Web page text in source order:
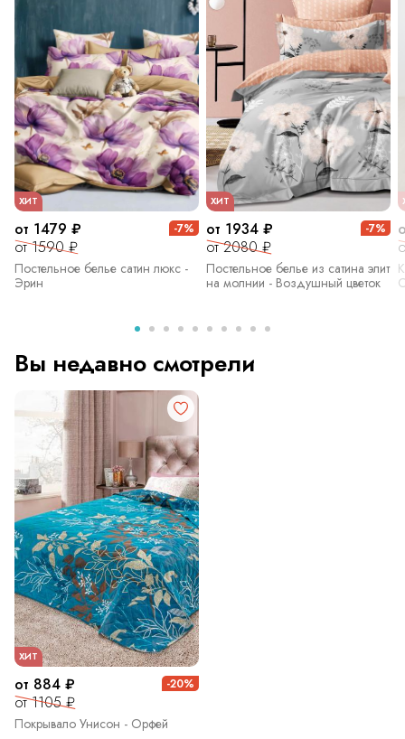
ХИТ
от 1479 ₽
от 1590 ₽
-7%
Постельное белье сатин люкс -
Эрин
ХИТ
от 1934 ₽
от 2080 ₽
-7%
Постельное белье из сатина элит
на молнии - Воздушный цветок
Вы недавно смотрели
ХИТ
от 884 ₽
от 1105 ₽
-20%
Покрывало Унисон - Орфей